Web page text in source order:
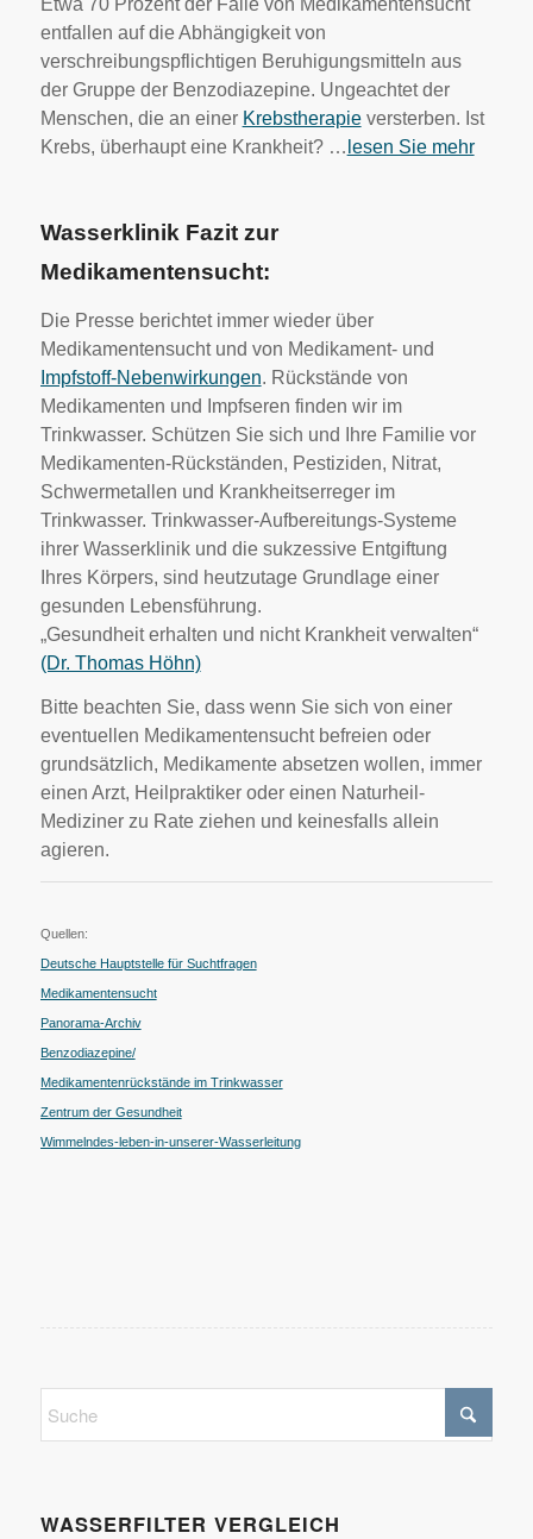
Etwa 70 Prozent der Fälle von Medikamentensucht
entfallen auf die Abhängigkeit von
verschreibungspflichtigen Beruhigungsmitteln aus
der Gruppe der Benzodiazepine. Ungeachtet der
Menschen, die an einer Krebstherapieversterben. Ist
Krebs, überhaupt eine Krankheit? … lesen Sie mehr
Wasserklinik Fazit zur
Medikamentensucht:
Die Presse berichtet immer wieder über
Medikamentensucht und von Medikament- und
Impfstoff-Nebenwirkungen. Rückstände von
Medikamenten und Impfseren finden wir im
Trinkwasser. Schützen Sie sich und Ihre Familie vor
Medikamenten-Rückständen, Pestiziden, Nitrat,
Schwermetallen und Krankheitserreger im
Trinkwasser. Trinkwasser-Aufbereitungs-Systeme
ihrer Wasserklinik und die sukzessive Entgiftung
Ihres Körpers, sind heutzutage Grundlage einer
gesunden Lebensführung.
„Gesundheit erhalten und nicht Krankheit verwalten“
(Dr. Thomas Höhn)
Bitte beachten Sie, dass wenn Sie sich von einer
eventuellen Medikamentensucht befreien oder
grundsätzlich, Medikamente absetzen wollen, immer
einen Arzt, Heilpraktiker oder einen Naturheil-
Mediziner zu Rate ziehen und keinesfalls allein
agieren.
Quellen:
Deutsche Hauptstelle für Suchtfragen
Medikamentensucht
Panorama-Archiv
Benzodiazepine/
Medikamentenrückstände im Trinkwasser
Zentrum der Gesundheit
Wimmelndes-leben-in-unserer-Wasserleitung
WASSERFILTER VERGLEICH